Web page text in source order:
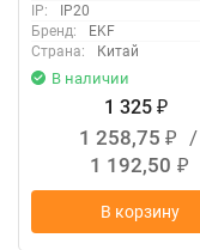
IP:
IP20
Бренд:
EKF
Страна:
Китай
В наличии
1 325 ₽
1 258,75 ₽
/
1 192,50 ₽
В корзину